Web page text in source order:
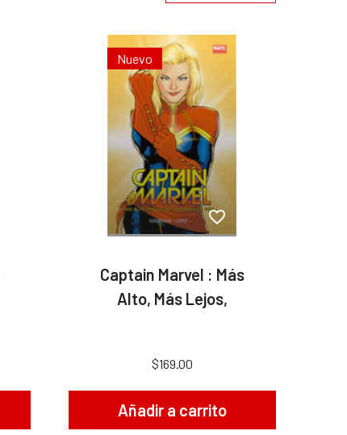
Nuevo
Captain Marvel : Más
Alto, Más Lejos,
$169.00
Añadir a carrito